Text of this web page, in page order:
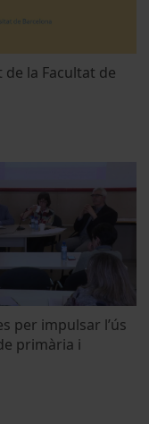
de la Facultat de
per impulsar l’ús
primària i